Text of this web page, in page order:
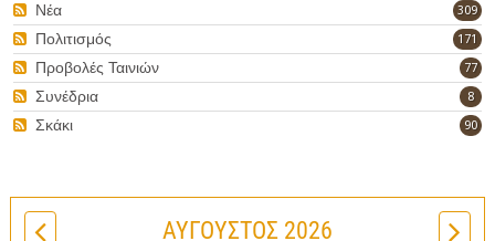
309
Νέα
171
Πολιτισμός
77
Προβολές Ταινιών
8
Συνέδρια
90
Σκάκι
ΑΎΓΟΥΣΤΟΣ 2026